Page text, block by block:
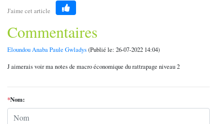
J'aime cet article
Like
Commentaires
Eloundou Anaba Paule Gwladys(Publié le: 26-07-2022 14:04)
J aimerais voir ma notes de macro économique du rattrapage niveau 2
*Nom: